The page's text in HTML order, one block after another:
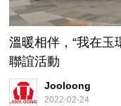
溫暖相伴，“我在玉
聯誼活動
Jooloong
2022-02-24